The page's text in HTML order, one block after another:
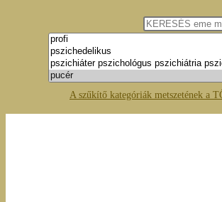
A szűkítő kategóriák metszetének a